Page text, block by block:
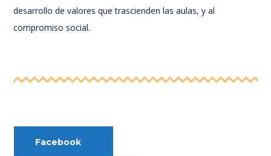
desarrollo de valores que trascienden las aulas, y al
compromiso social.
Facebook